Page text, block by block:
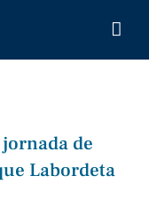
de
Labordeta